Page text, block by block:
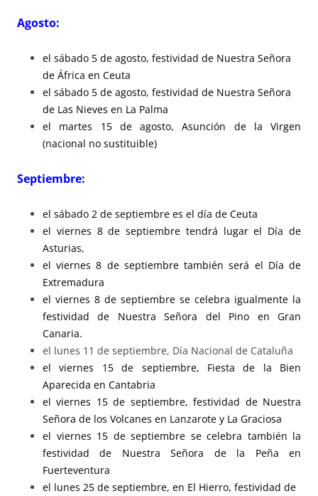
Agosto:
el sábado 5 de agosto, festividad de Nuestra Señora
de África en Ceuta
el sábado 5 de agosto, festividad de Nuestra Señora
de Las Nieves en La Palma
el martes 15 de agosto, Asunción de la Virgen
(nacional no sustituible)
Septiembre:
el sábado 2 de septiembre es el día de Ceuta
el viernes 8 de septiembre tendrá lugar el Día de
Asturias,
el viernes 8 de septiembre también será el Día de
Extremadura
el viernes 8 de septiembre se celebra igualmente la
festividad de Nuestra Señora del Pino en Gran
Canaria.
el lunes 11 de septiembre, Día Nacional de Cataluña
el viernes 15 de septiembre, Fiesta de la Bien
Aparecida en Cantabria
el viernes 15 de septiembre, festividad de Nuestra
Señora de los Volcanes en Lanzarote y La Graciosa
el viernes 15 de septiembre se celebra también la
festividad de Nuestra Señora de la Peña en
Fuerteventura
el lunes 25 de septiembre, en El Hierro, festividad de